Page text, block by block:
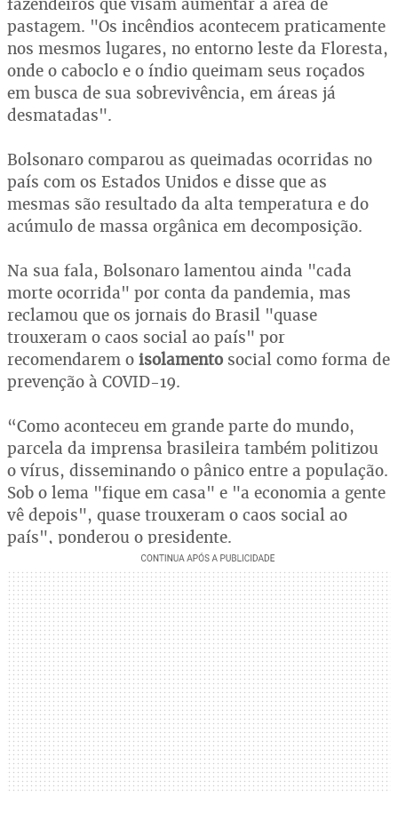
pastagem. "Os incêndios acontecem praticamente
nos mesmos lugares, no entorno leste da Floresta,
onde o caboclo e o índio queimam seus roçados
em busca de sua sobrevivência, em áreas já
desmatadas".
Bolsonaro comparou as queimadas ocorridas no
país com os Estados Unidos e disse que as
mesmas são resultado da alta temperatura e do
acúmulo de massa orgânica em decomposição.
Na sua fala, Bolsonaro lamentou ainda "cada
morte ocorrida" por conta da pandemia, mas
reclamou que os jornais do Brasil "quase
trouxeram o caos social ao país" por
recomendarem o isolamento social como forma de
prevenção à COVID-19.
“Como aconteceu em grande parte do mundo,
parcela da imprensa brasileira também politizou
o vírus, disseminando o pânico entre a população.
Sob o lema "fique em casa" e "a economia a gente
vê depois", quase trouxeram o caos social ao
país", ponderou o presidente.